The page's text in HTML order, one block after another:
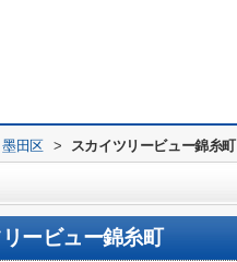
墨田区 > スカイツリービュー錦糸町
ービュー錦糸町